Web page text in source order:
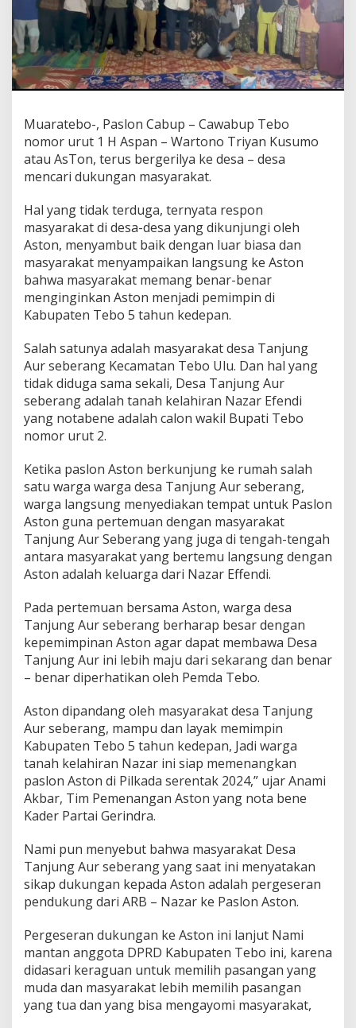
Muaratebo-, Paslon Cabup – Cawabup Tebo
nomor urut 1 H Aspan – Wartono Triyan Kusumo
atau AsTon, terus bergerilya ke desa – desa
mencari dukungan masyarakat.
Hal yang tidak terduga, ternyata respon
masyarakat di desa-desa yang dikunjungi oleh
Aston, menyambut baik dengan luar biasa dan
masyarakat menyampaikan langsung ke Aston
bahwa masyarakat memang benar-benar
menginginkan Aston menjadi pemimpin di
Kabupaten Tebo 5 tahun kedepan.
Salah satunya adalah masyarakat desa Tanjung
Aur seberang Kecamatan Tebo Ulu. Dan hal yang
tidak diduga sama sekali, Desa Tanjung Aur
seberang adalah tanah kelahiran Nazar Efendi
yang notabene adalah calon wakil Bupati Tebo
nomor urut 2.
Ketika paslon Aston berkunjung ke rumah salah
satu warga warga desa Tanjung Aur seberang,
warga langsung menyediakan tempat untuk Paslon
Aston guna pertemuan dengan masyarakat
Tanjung Aur Seberang yang juga di tengah-tengah
antara masyarakat yang bertemu langsung dengan
Aston adalah keluarga dari Nazar Effendi.
Pada pertemuan bersama Aston, warga desa
Tanjung Aur seberang berharap besar dengan
kepemimpinan Aston agar dapat membawa Desa
Tanjung Aur ini lebih maju dari sekarang dan benar
– benar diperhatikan oleh Pemda Tebo.
Aston dipandang oleh masyarakat desa Tanjung
Aur seberang, mampu dan layak memimpin
Kabupaten Tebo 5 tahun kedepan, Jadi warga
tanah kelahiran Nazar ini siap memenangkan
paslon Aston di Pilkada serentak 2024,” ujar Anami
Akbar, Tim Pemenangan Aston yang nota bene
Kader Partai Gerindra.
Nami pun menyebut bahwa masyarakat Desa
Tanjung Aur seberang yang saat ini menyatakan
sikap dukungan kepada Aston adalah pergeseran
pendukung dari ARB – Nazar ke Paslon Aston.
Pergeseran dukungan ke Aston ini lanjut Nami
mantan anggota DPRD Kabupaten Tebo ini, karena
didasari keraguan untuk memilih pasangan yang
muda dan masyarakat lebih memilih pasangan
yang tua dan yang bisa mengayomi masyarakat,